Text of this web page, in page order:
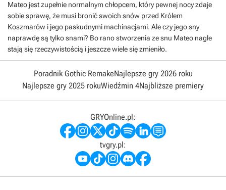
Mateo jest zupełnie normalnym chłopcem, który pewnej nocy zdaje
sobie sprawę, że musi bronić swoich snów przed Królem
Koszmarów i jego paskudnymi machinacjami. Ale czy jego sny
naprawdę są tylko snami? Bo rano stworzenia ze snu Mateo nagle
stają się rzeczywistością i jeszcze wiele się zmieniło.
Poradnik Gothic RemakeNajlepsze gry 2026 roku
Najlepsze gry 2025 rokuWiedźmin 4Najbliższe premiery
GRYOnline.pl:
tvgry.pl: